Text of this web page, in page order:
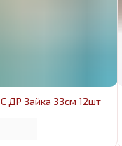
ДР Зайка 33см 12шт